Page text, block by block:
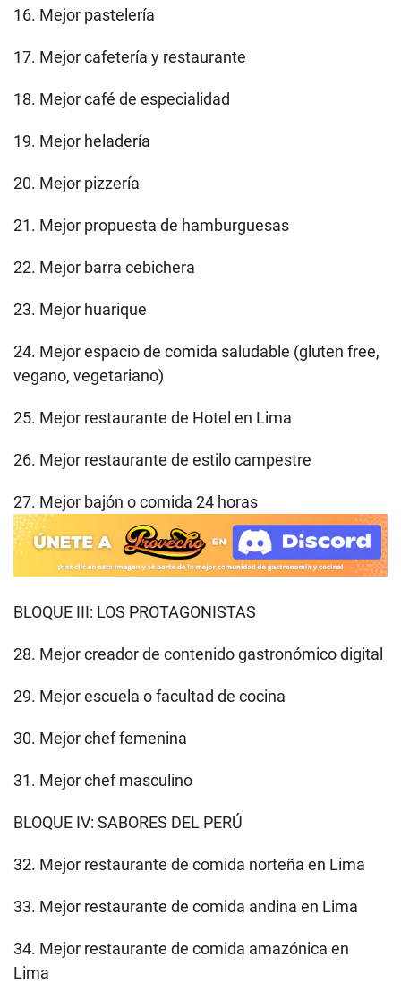
16. Mejor pastelería
17. Mejor cafetería y restaurante
18. Mejor café de especialidad
19. Mejor heladería
20. Mejor pizzería
21. Mejor propuesta de hamburguesas
22. Mejor barra cebichera
23. Mejor huarique
24. Mejor espacio de comida saludable (gluten free,
vegano, vegetariano)
25. Mejor restaurante de Hotel en Lima
26. Mejor restaurante de estilo campestre
27. Mejor bajón o comida 24 horas
BLOQUE III: LOS PROTAGONISTAS
28. Mejor creador de contenido gastronómico digital
29. Mejor escuela o facultad de cocina
30. Mejor chef femenina
31. Mejor chef masculino
BLOQUE IV: SABORES DEL PERÚ
32. Mejor restaurante de comida norteña en Lima
33. Mejor restaurante de comida andina en Lima
34. Mejor restaurante de comida amazónica en
Lima